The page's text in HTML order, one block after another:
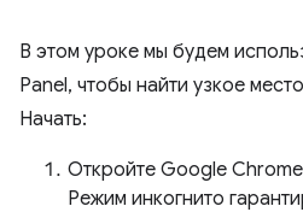
В этом уроке мы будем
Panel, чтобы найти узкое
Начать:
Откройте Google
Режим инкогнито